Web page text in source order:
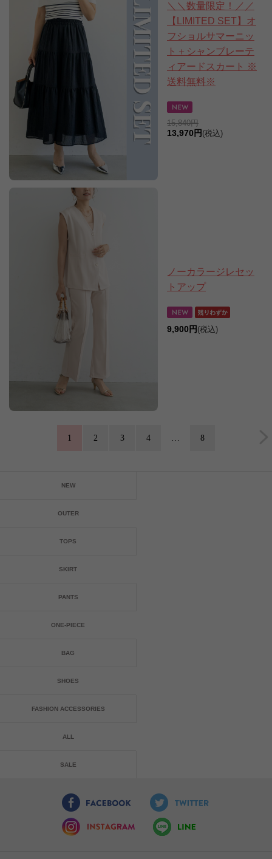
＼＼数量限定！／／
【LIMITED SET】オ
フショルサマーニッ
ト＋シャンブレーテ
ィアードスカート ※
送料無料※
15,840円
13,970円 (税込)
ノーカラージレセッ
トアップ
9,900円 (税込)
1 2 3 4 … 8
NEW
OUTER
TOPS
SKIRT
PANTS
ONE-PIECE
BAG
SHOES
FASHION ACCESSORIES
ALL
SALE